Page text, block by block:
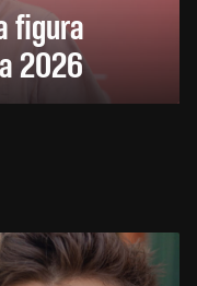
figura
2026